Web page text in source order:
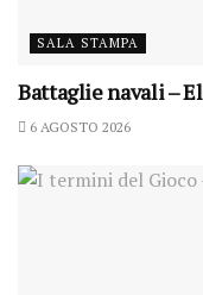
SALA STAMPA
Battaglie navali –
6 AGOSTO 2026